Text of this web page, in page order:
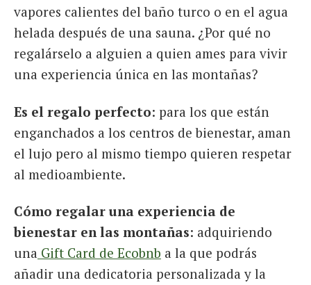
vapores calientes del baño turco o en el agua
helada después de una sauna. ¿Por qué no
regalárselo a alguien a quien ames para vivir
una experiencia única en las montañas?
Es el regalo perfecto: para los que están
enganchados a los centros de bienestar, aman
el lujo pero al mismo tiempo quieren respetar
al medioambiente.
Cómo regalar una experiencia de
bienestar en las montañas: adquiriendo
una Gift Card de Ecobnb a la que podrás
añadir una dedicatoria personalizada y la